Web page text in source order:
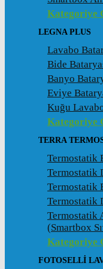
Kategoriye
LEGNA PLUS
Lavabo
Bide
Banyo
Eviye
Kuğu
Kategoriye
TERRA
Termostatik
Termostatik
Termostatik
Termostatik
Termostatik
(Smartbox
Kategoriye
FOTOSELLİ